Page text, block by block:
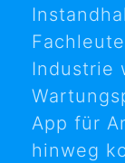
Industrie
App für
hinweg